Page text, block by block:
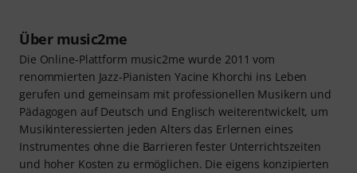
Über music2me
Die Online-Plattform music2me wurde 2011 vom
renommierten Jazz-Pianisten Yacine Khorchi ins Leben
gerufen und gemeinsam mit professionellen Musikern und
Pädagogen auf Deutsch und Englisch weiterentwickelt, um
Musikinteressierten jeden Alters das Erlernen eines
Instrumentes ohne die Barrieren fester Unterrichtszeiten
und hoher Kosten zu ermöglichen. Die eigens konzipierten